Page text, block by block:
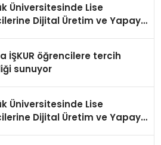
Üniversitesinde Lise
Dijital Üretim ve Yapay
İŞKUR öğrencilere tercih
sunuyor
Üniversitesinde Lise
Dijital Üretim ve Yapay